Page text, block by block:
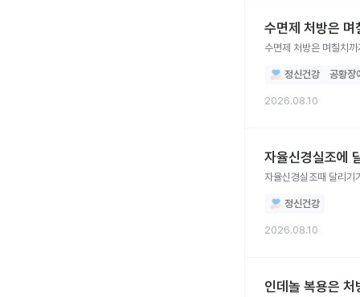
수면제 처방은
수면제 처방은 며칠치
정신건강 공황장
2026.08.10
자율신경실조에
자율신경실조때 달리기
정신건강
2026.08.10
인데놀 복용은